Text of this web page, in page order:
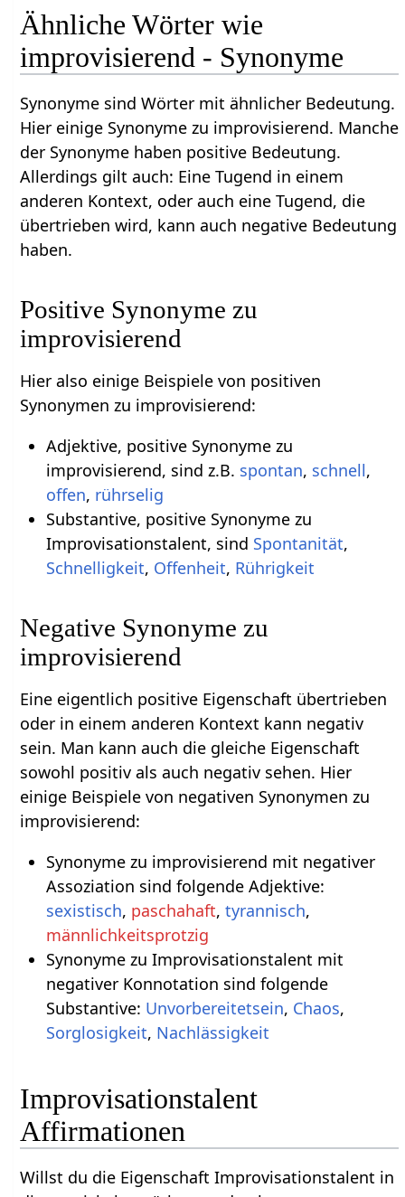
Ähnliche Wörter wie
improvisierend - Synonyme
Synonyme sind Wörter mit ähnlicher Bedeutung.
Hier einige Synonyme zu improvisierend. Manche
der Synonyme haben positive Bedeutung.
Allerdings gilt auch: Eine Tugend in einem
anderen Kontext, oder auch eine Tugend, die
übertrieben wird, kann auch negative Bedeutung
haben.
Positive Synonyme zu
improvisierend
Hier also einige Beispiele von positiven
Synonymen zu improvisierend:
Adjektive, positive Synonyme zu
improvisierend, sind z.B. spontan, schnell,
offen, rührselig
Substantive, positive Synonyme zu
Improvisationstalent, sind Spontanität,
Schnelligkeit, Offenheit, Rührigkeit
Negative Synonyme zu
improvisierend
Eine eigentlich positive Eigenschaft übertrieben
oder in einem anderen Kontext kann negativ
sein. Man kann auch die gleiche Eigenschaft
sowohl positiv als auch negativ sehen. Hier
einige Beispiele von negativen Synonymen zu
improvisierend:
Synonyme zu improvisierend mit negativer
Assoziation sind folgende Adjektive:
sexistisch, paschahaft, tyrannisch,
männlichkeitsprotzig
Synonyme zu Improvisationstalent mit
negativer Konnotation sind folgende
Substantive: Unvorbereitetsein, Chaos,
Sorglosigkeit, Nachlässigkeit
Improvisationstalent
Affirmationen
Willst du die Eigenschaft Improvisationstalent in